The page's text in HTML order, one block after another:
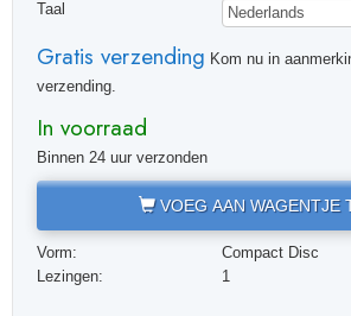
Taal
Gratis verzending Kom nu in
verzending.
In voorraad
Binnen 24 uur verzonden
VOEG AAN WAGENTJE
Vorm:
Compact Disc
Lezingen:
1